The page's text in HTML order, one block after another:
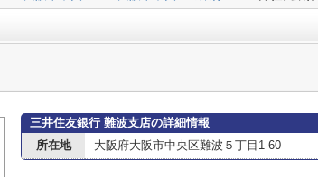
三井住友銀行 難波支店の詳細情報
所在地
大阪府大阪市中央区難波５丁目1-60